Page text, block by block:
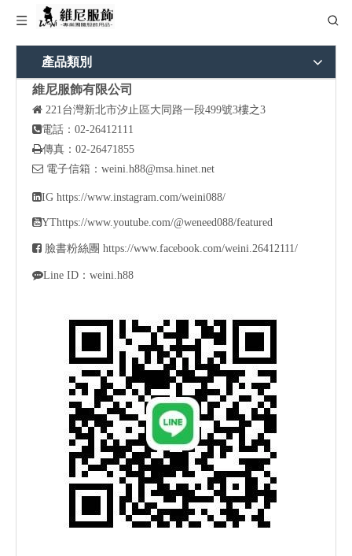
產品類別
維尼服飾有限公司
 221台灣新北市汐止區大同路一段499號3樓之3
電話：02-26412111
傳真：02-26471855
 電子信箱： weini.h88@msa.hinet.net
IG https://www.instagram.com/weini088/
YThttps://www.youtube.com/@weneed088/featured
 臉書粉絲團 https://www.facebook.com/weini.26412111/
Line ID：weini.h88